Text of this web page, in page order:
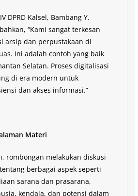
DPRD Kalsel, Bambang Y.
“Kami sangat terkesan
arsip dan perpustakaan di
Ini adalah contoh yang baik
Selatan. Proses digitalisasi
di era modern untuk
dan akses informasi.”
Materi
rombongan melakukan diskusi
berbagai aspek seperti
sarana dan prasarana,
kendala, dan potensi dalam